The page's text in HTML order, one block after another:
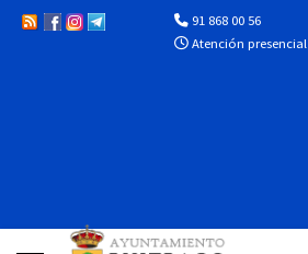
91 868 00 56
Atención presencial